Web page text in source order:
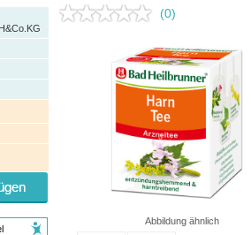
(0)
Abbildung ähnlich